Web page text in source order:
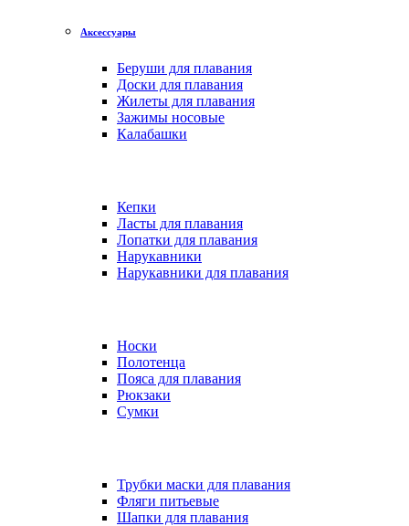
Аксессуары
Беруши для плавания
Доски для плавания
Жилеты для плавания
Зажимы носовые
Калабашки
Кепки
Ласты для плавания
Лопатки для плавания
Нарукавники
Нарукавники для плавания
Носки
Полотенца
Пояса для плавания
Рюкзаки
Сумки
Трубки маски для плавания
Фляги питьевые
Шапки для плавания